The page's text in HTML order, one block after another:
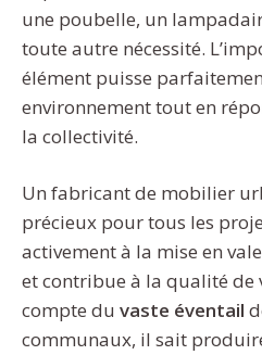
une poubelle, un
toute autre nécessité.
élément puisse
environnement tout en
la collectivité.
Un fabricant de mobilier
précieux pour tous les
activement à la mise en
et contribue à la qualité de
compte du vaste éventail
communaux, il sait